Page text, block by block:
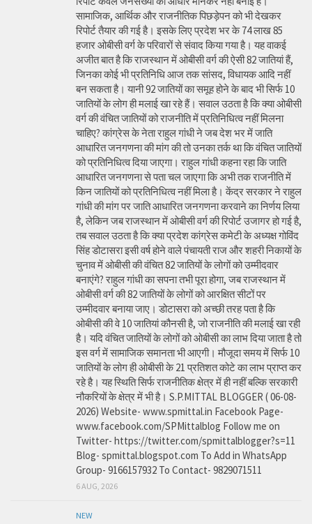
सामाजिक, आर्थिक और राजनीतिक पिछड़ेपन को भी देखकर
रिपोर्ट तैयार की गई है। इसके लिए प्रदेश भर के 74 लाख 85
हजार ओबीसी वर्ग के परिवारों से संवाद किया गया है। यह वाकई
अजीत बात है कि राजस्थान में ओबीसी वर्ग की ऐसी 82 जातियां हैं,
जिनका कोई भी प्रतिनिधि आज तक सांसद, विधायक आदि नहीं
बन सकता है। यानी 92 जातियों का समूह होने के बाद भी सिर्फ 10
जातियों के लोग ही मलाई खा रहे हैं। सवाल उठता है कि क्या ओबीसी
वर्ग की वंचित जातियों को राजनीति में प्रतिनिधित्व नहीं मिलना
चाहिए? कांग्रेस के नेता राहुल गांधी ने जब देश भर में जाति
आधारित जनगणना की मांग की तो उनका तर्क था कि वंचित जातियों
को प्रतिनिधित्व दिया जाएगा। राहुल गांधी कहना रहा कि जाति
आधारित जनगणना से पता चल जाएगा कि अभी तक राजनीति में
किन जातियों को प्रतिनिधित्व नहीं मिला है। केंद्र सरकार ने राहुल
गांधी की मांग पर जाति आधारित जनगणना करवाने का निर्णय लिया
है, लेकिन जब राजस्थान में ओबीसी वर्ग की रिपोर्ट उजागर हो गई है,
तब सवाल उठता है कि क्या प्रदेश कांग्रेस कमेटी के अध्यक्ष गोविंद
सिंह डोटासरा इसी वर्ष होने वाले पंचायती राज और शहरी निकायों के
चुनाव में ओबीसी की वंचित 82 जातियों के लोगों को उम्मीदवार
बनाएंगे? राहुल गांधी का सपना तभी पूरा होगा, जब राजस्थान में
ओबीसी वर्ग की 82 जातियों के लोगों को आरक्षित सीटों पर
उम्मीदवार बनाया जाए। डोटासरा को अच्छी तरह पता है कि
ओबीसी की वे 10 जातियां कौनसी है, जो राजनीति की मलाई खा रही
है। यदि वंचित जातियों के लोगों को ओबीसी का लाभ दिया जाता है तो
इस वर्ग में सामाजिक समानता भी आएगी। मौजूदा समय में सिर्फ 10
जातियों के लोग ही ओबीसी के 21 प्रतिशत कोटे का लाभ प्राप्त कर
रहे है। यह स्थिति सिर्फ राजनीतिक क्षेत्र में ही नहीं बल्कि सरकारी
नौकरियों के क्षेत्र में भी है। S.P.MITTAL BLOGGER ( 06-08-
2026) Website- www.spmittal.in Facebook Page-
www.facebook.com/SPMittalblog Follow me on
Twitter- https://twitter.com/spmittalblogger?s=11
Blog- spmittal.blogspot.com To Add in WhatsApp
Group- 9166157932 To Contact- 9829071511
6 AUG, 2026
NEW